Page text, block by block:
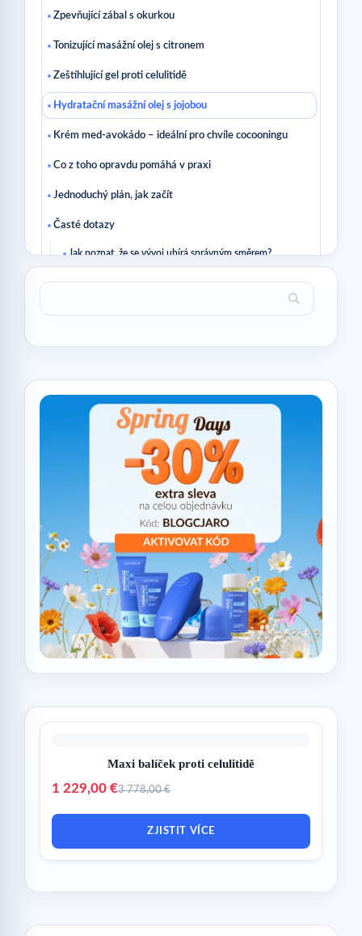
Zpevňující zábal s okurkou
Tonizující masážní olej s citronem
Zeštíhlující gel proti celulitidě
Hydratační masážní olej s jojobou
Krém med-avokádo – ideální pro chvíle cocooningu
Co z toho opravdu pomáhá v praxi
Jednoduchý plán, jak začít
Časté dotazy
Jak poznat, že se vývoj ubírá správným směrem?
Maxi balíček proti celulitidě
1 229,00 €3 778,00 €
ZJISTIT VÍCE